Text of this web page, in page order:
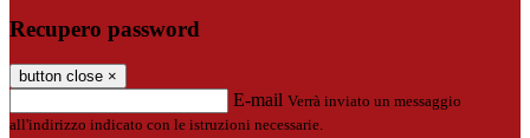
Recupero password
button close ×
E-mail Verrà inviato un messaggio
all'indirizzo indicato con le istruzioni necessarie.